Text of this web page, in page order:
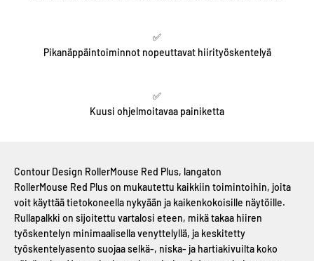
✅
Pikanäppäintoiminnot nopeuttavat hiirityöskentelyä
✅
Kuusi ohjelmoitavaa painiketta
Contour Design RollerMouse Red Plus, langaton
RollerMouse Red Plus on mukautettu kaikkiin toimintoihin, joita
voit käyttää tietokoneella nykyään ja kaikenkokoisille näytöille.
Rullapalkki on sijoitettu vartalosi eteen, mikä takaa hiiren
työskentelyn minimaalisella venyttelyllä, ja keskitetty
työskentelyasento suojaa selkä-, niska- ja hartiakivuilta koko